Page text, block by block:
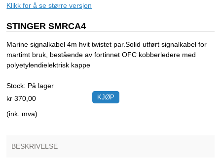
Klikk for å se større versjon
STINGER SMRCA4
Marine signalkabel 4m hvit twistet par.Solid utført signalkabel for
martimt bruk, bestående av fortinnet OFC kobberledere med
polyetylendielektrisk kappe
Stock: På lager
kr 370,00
(ink. mva)
BESKRIVELSE